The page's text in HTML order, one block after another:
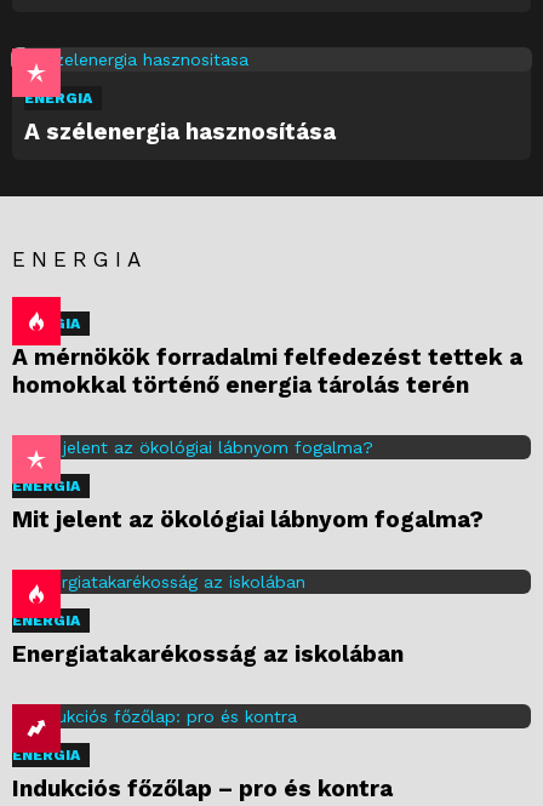
ENERGIA
A szélenergia hasznosítása
ENERGIA
ENERGIA
A mérnökök forradalmi felfedezést tettek a
homokkal történő energia tárolás terén
ENERGIA
Mit jelent az ökológiai lábnyom fogalma?
ENERGIA
Energiatakarékosság az iskolában
ENERGIA
Indukciós főzőlap – pro és kontra